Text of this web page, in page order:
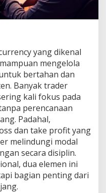
yang dikenal
mengelola
bertahan dan
Banyak trader
kali fokus pada
perencanaan
Padahal,
dan take profit yang
melindungi modal
secara disiplin.
dua elemen ini
bagian penting dari